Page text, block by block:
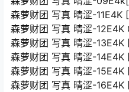
森萝财团 写真 晴涩-11E4K
森萝财团 写真 晴涩-12E4K
森萝财团 写真 晴涩-13E4K
森萝财团 写真 晴涩-14E4K
森萝财团 写真 晴涩-15E4K
森萝财团 写真 晴涩-16E4K